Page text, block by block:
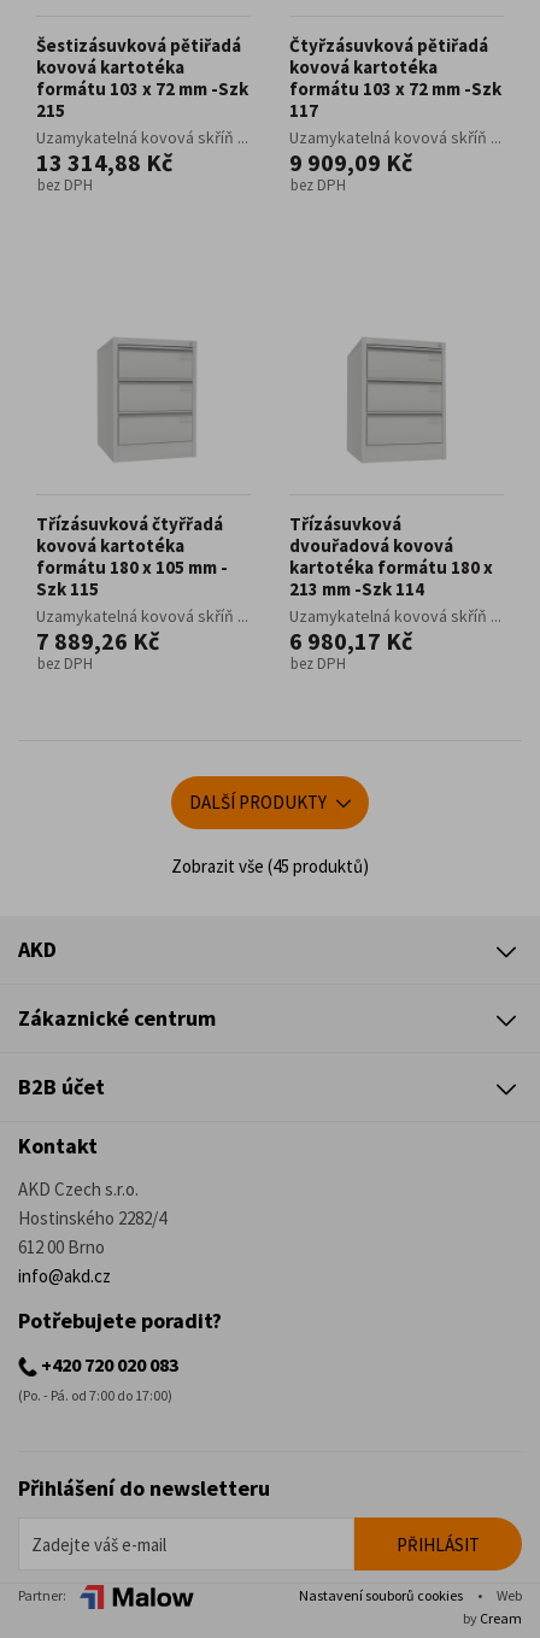
Šestizásuvková pětiřadá
kovová kartotéka
formátu 103 x 72 mm -Szk
215
Uzamykatelná kovová skříň ...
13 314,88 Kč
bez DPH
Čtyřzásuvková pětiřadá
kovová kartotéka
formátu 103 x 72 mm -Szk
117
Uzamykatelná kovová skříň ...
9 909,09 Kč
bez DPH
Třízásuvková čtyřřadá
kovová kartotéka
formátu 180 x 105 mm -
Szk 115
Uzamykatelná kovová skříň ...
7 889,26 Kč
bez DPH
Třízásuvková
dvouřadová kovová
kartotéka formátu 180 x
213 mm -Szk 114
Uzamykatelná kovová skříň ...
6 980,17 Kč
bez DPH
DALŠÍ PRODUKTY
Zobrazit vše (45 produktů)
AKD
Zákaznické centrum
B2B účet
Kontakt
AKD Czech s.r.o.
Hostinského 2282/4
612 00 Brno
info@akd.cz
Potřebujete poradit?
+420 720 020 083
(Po. - Pá. od 7:00 do 17:00)
Přihlášení do newsletteru
Partner: Nastavení souborů cookies •
Web
by Cream